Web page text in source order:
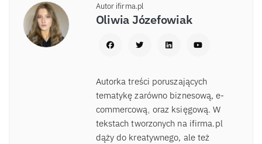
Autor ifirma.pl
Oliwia Józefowiak
Autorka treści poruszających
tematykę zarówno biznesową, e-
commercową, oraz księgową. W
tekstach tworzonych na ifirma.pl
dąży do kreatywnego, ale też